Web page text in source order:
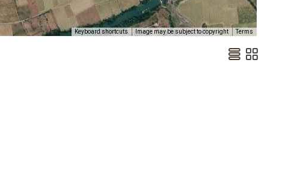
Keyboard shortcuts Image may be subject to copyright Terms